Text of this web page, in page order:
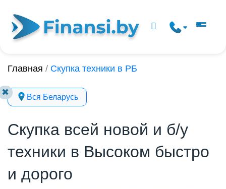
✖
Главная / Скупка техники в РБ
Вся Беларусь
Скупка всей новой и б/у
техники в Высоком быстро
и дорого